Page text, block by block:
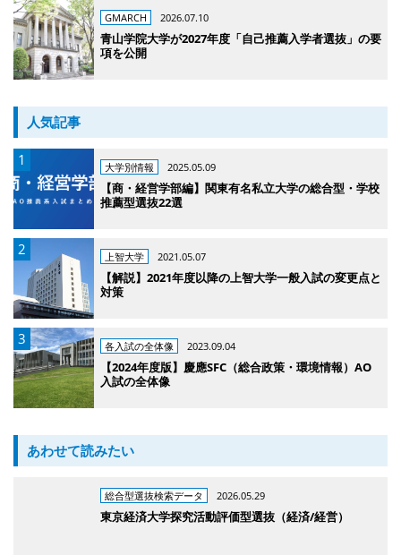
GMARCH 2026.07.10
青山学院大学が2027年度「自己推薦入学者選抜」の要
項を公開
人気記事
大学別情報 2025.05.09
【商・経営学部編】関東有名私立大学の総合型・学校
推薦型選抜22選
上智大学 2021.05.07
【解説】2021年度以降の上智大学一般入試の変更点と
対策
各入試の全体像 2023.09.04
【2024年度版】慶應SFC（総合政策・環境情報）AO
入試の全体像
あわせて読みたい
総合型選抜検索データ 2026.05.29
東京経済大学探究活動評価型選抜（経済/経営）